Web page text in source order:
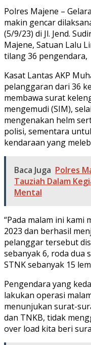
Polres Majene –
makin gencar
(5/9/23) di Jl. Jend.
Majene, Satuan Lalu
tilang 36 pengendara,
Kasat Lantas AKP
pelanggaran dari 36
membawa surat
mengemudi (SIM),
mengenakan helm
polisi, sementara
kendaraan yang
Baca Juga Polres
Tauziah Dalam
Mental
“Pada malam ini
2023 dan berhasil
pelanggar tersebut
sebanyak 6, roda dua
STNK sebanyak 15
Pengendara yang
lakukan operasi
menunjukan surat-
dan TNKB, tidak
over load kita beri